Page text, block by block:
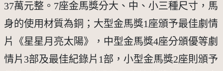
37萬元整。7座金馬獎分大、中、小三種尺寸，馬
身的使用材質為銅；大型金馬獎1座頒予最佳劇情
片《星星月亮太陽》，中型金馬獎4座分頒優等劇
情片3部及最佳紀錄片1部，小型金馬獎2座則頒予